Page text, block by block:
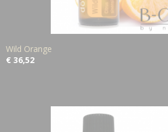
Wild Orange
€ 36,52